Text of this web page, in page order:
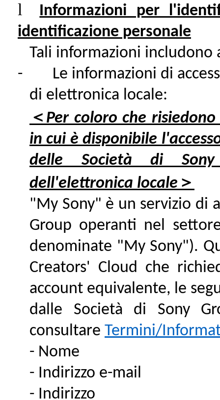
l
Informazioni per
identificazione personale
Tali informazioni includono
-
Le informazioni di
di elettronica locale:
＜ Per coloro che
in cui è disponibile
delle Società di
dell'elettronica locale ＞
"My Sony" è un servizio di
Group operanti nel
denominate "My Sony").
Creators' Cloud che
account equivalente, le
dalle Società di Sony
consultare Termini/
- Nome
- Indirizzo e-mail
- Indirizzo